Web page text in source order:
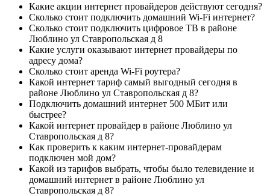
Какие акции интернет провайдеров действуют сегодня?
Сколько стоит подключить домашний Wi-Fi интернет?
Сколько стоит подключить цифровое ТВ в районе
Люблино ул Ставропольская д 8
Какие услуги оказывают интернет провайдеры по
адресу дома?
Сколько стоит аренда Wi-Fi роутера?
Какой интернет тариф самый выгодный сегодня в
районе Люблино ул Ставропольская д 8?
Подключить домашний интернет 500 МБит или
быстрее?
Какой интернет провайдер в районе Люблино ул
Ставропольская д 8?
Как проверить к каким интернет-провайдерам
подключен мой дом?
Какой из тарифов выбрать, чтобы было телевидение и
домашний интернет в районе Люблино ул
Ставропольская д 8?